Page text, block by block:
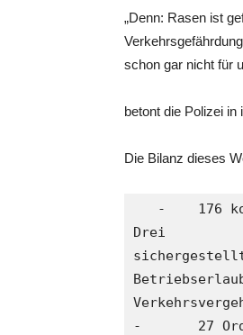
„Denn: Rasen ist
schon gar nicht für
betont die Polizei
Die Bilanz dieses
Drei
Betriebserlaubnis -	18
-	27 Ordnungswidrigkeitenanzeigen -	74 Verwarngelder